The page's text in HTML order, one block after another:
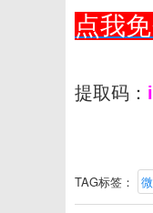
点我
提取码：
TAG标签：